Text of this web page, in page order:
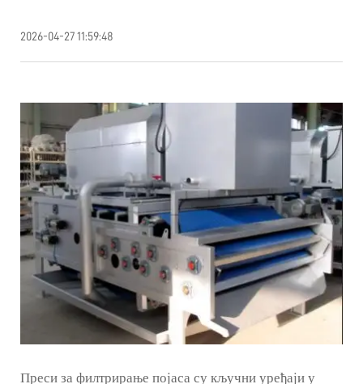
2026-04-27 11:59:48
Преси за филтрирање појаса су кључни уређаји у